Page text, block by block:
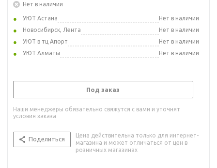
Нет в наличии
УЮТ Астана
Нет в наличии
Новосибирск, Лента
Нет в наличии
УЮТ в тц Апорт
Нет в наличии
УЮТ Алматы
Нет в наличии
Под заказ
Наши менеджеры обязательно свяжутся с вами и уточнят
условия заказа
Поделиться
Цена действительна только для интернет-
магазина и может отличаться от цен в
розничных магазинах